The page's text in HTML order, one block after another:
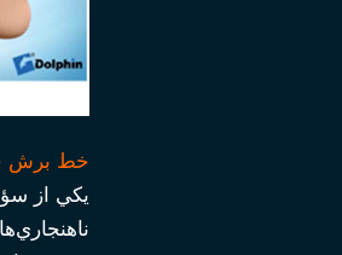
خط برش
يكي از